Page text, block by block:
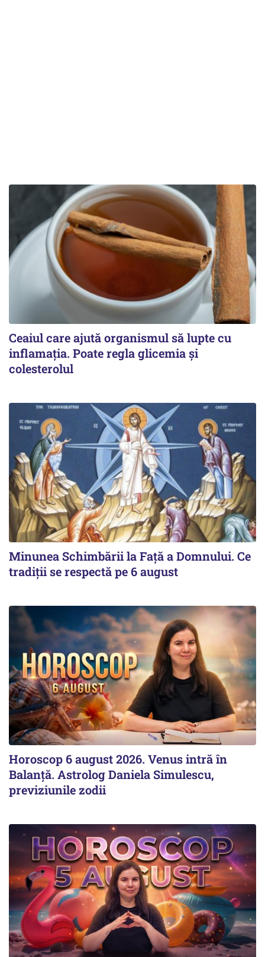
Ceaiul care ajută organismul să lupte cu
inflamația. Poate regla glicemia și
colesterolul
Minunea Schimbării la Față a Domnului. Ce
tradiții se respectă pe 6 august
Horoscop 6 august 2026. Venus intră în
Balanță. Astrolog Daniela Simulescu,
previziunile zodii